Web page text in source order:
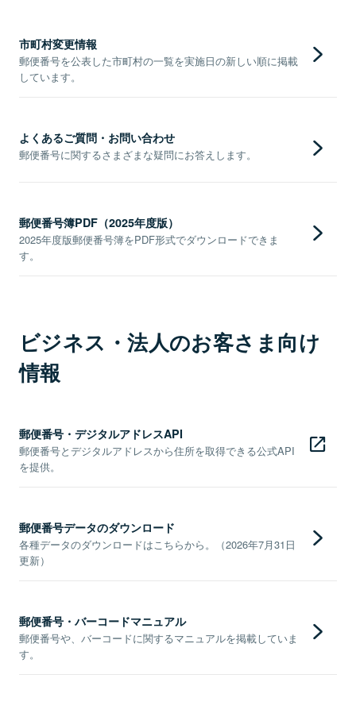
市町村変更情報
郵便番号を公表した市町村の一覧を実施日の新しい順に掲載
しています。
よくあるご質問・お問い合わせ
郵便番号に関するさまざまな疑問にお答えします。
郵便番号簿PDF（2025年度版）
2025年度版郵便番号簿をPDF形式でダウンロードできま
す。
ビジネス・法人のお客さま向け
情報
郵便番号・デジタルアドレスAPI
郵便番号とデジタルアドレスから住所を取得できる公式API
を提供。
郵便番号データのダウンロード
各種データのダウンロードはこちらから。（2026年7月31日
更新）
郵便番号・バーコードマニュアル
郵便番号や、バーコードに関するマニュアルを掲載していま
す。